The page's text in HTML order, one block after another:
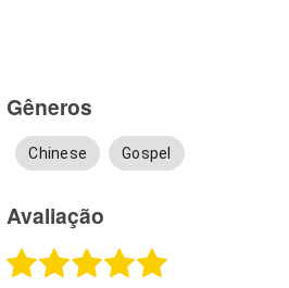
Gêneros
Chinese Gospel
Avaliação